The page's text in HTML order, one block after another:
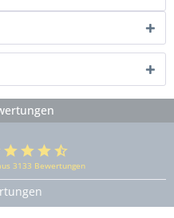
3133 Bewertungen